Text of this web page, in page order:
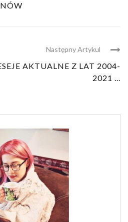
Następny Artykul
AKTUALNE Z LAT 2004-
2021 ...